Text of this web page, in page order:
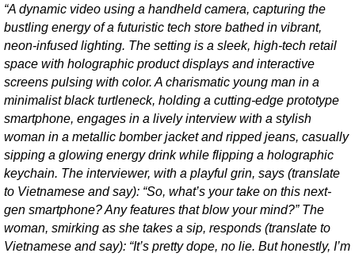
“A dynamic video using a handheld camera, capturing the
bustling energy of a futuristic tech store bathed in vibrant,
neon-infused lighting. The setting is a sleek, high-tech retail
space with holographic product displays and interactive
screens pulsing with color. A charismatic young man in a
minimalist black turtleneck, holding a cutting-edge prototype
smartphone, engages in a lively interview with a stylish
woman in a metallic bomber jacket and ripped jeans, casually
sipping a glowing energy drink while flipping a holographic
keychain. The interviewer, with a playful grin, says (translate
to Vietnamese and say): “So, what’s your take on this next-
gen smartphone? Any features that blow your mind?” The
woman, smirking as she takes a sip, responds (translate to
Vietnamese and say): “It’s pretty dope, no lie. But honestly, I’m